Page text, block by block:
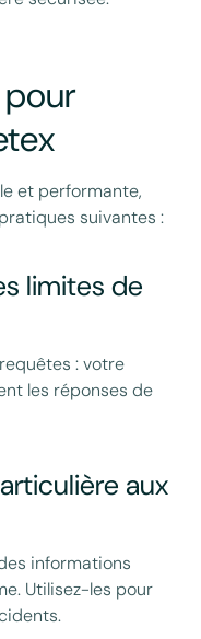
et performante,
suivantes :
limites de
: votre
les réponses de
aux
informations
Utilisez-les pour